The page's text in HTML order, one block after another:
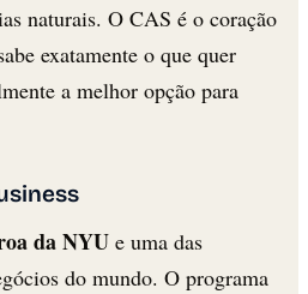
naturais. O CAS é o coração
exatamente o que quer
a melhor opção para
da NYU e uma das
do mundo. O programa